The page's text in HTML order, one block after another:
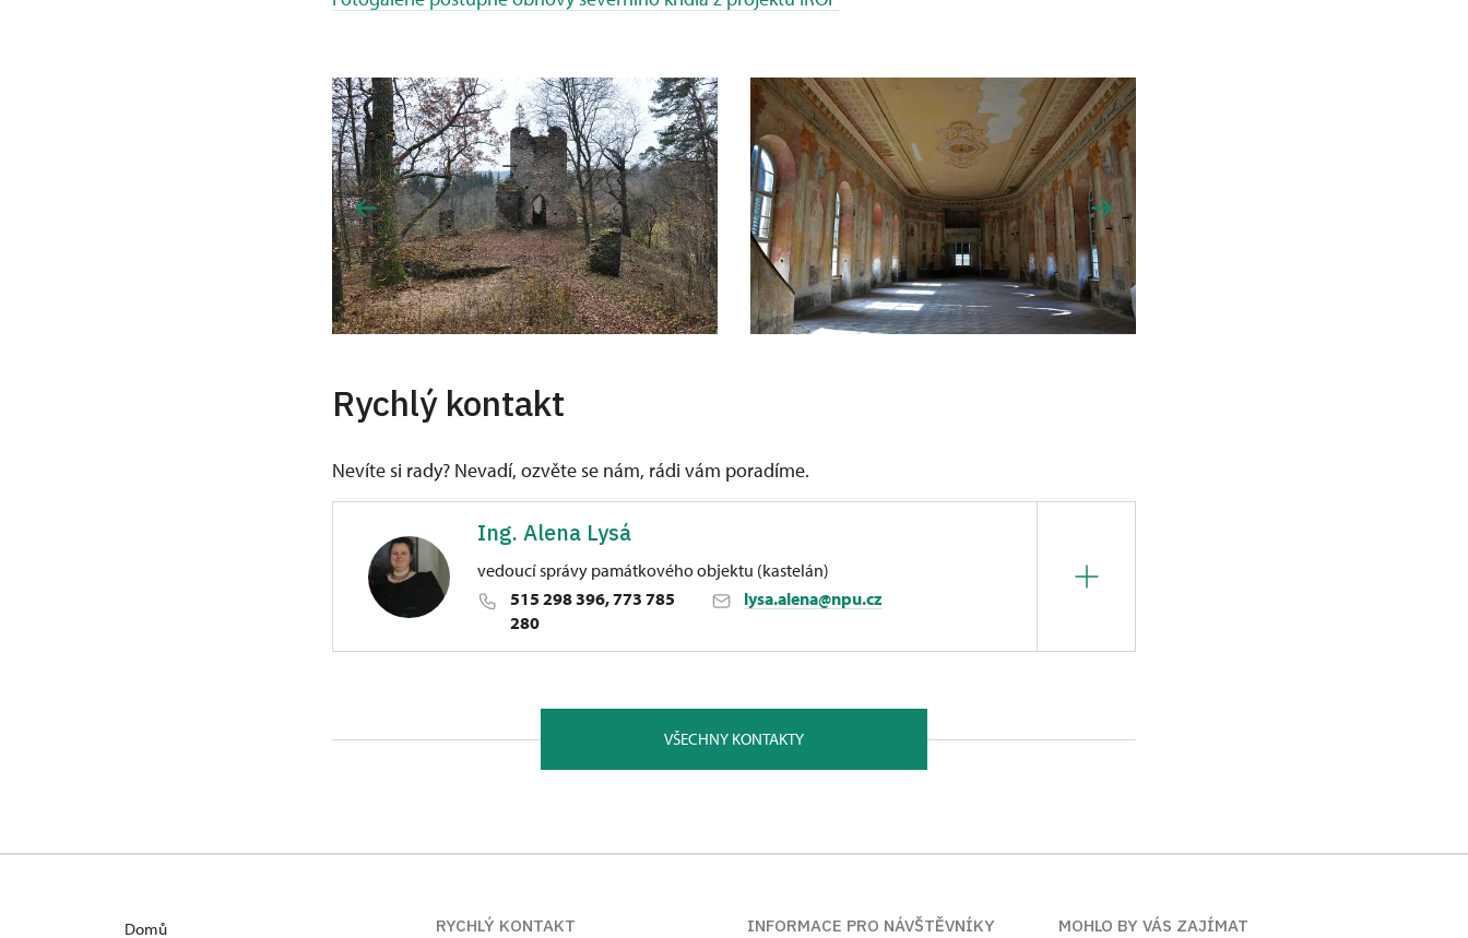
Rychlý kontakt
Nevíte si rady? Nevadí, ozvěte se nám, rádi vám poradíme.
Ing. Alena Lysá
vedoucí správy památkového objektu (kastelán)
515 298 396, 773 785
280
lysa.alena@npu.cz
1/, Uherčice u Znojma 1 67107
Valašského Meziříčí. Od 1. 1. 2019 je kastelánkou Státního zámku Uherčice.
VŠECHNY KONTAKTY
Domů RYCHLÝ KONTAKT INFORMACE PRO NÁVŠTĚVNÍKY MOHLO BY VÁS ZAJÍMAT